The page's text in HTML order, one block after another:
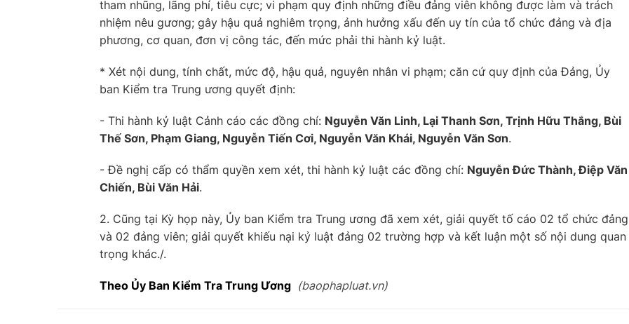
tham nhũng, lãng phí, tiêu cực; vi phạm quy định những điều đảng viên không được làm và trách
nhiệm nêu gương; gây hậu quả nghiêm trọng, ảnh hưởng xấu đến uy tín của tổ chức đảng và địa
phương, cơ quan, đơn vị công tác, đến mức phải thi hành kỷ luật.
* Xét nội dung, tính chất, mức độ, hậu quả, nguyên nhân vi phạm; căn cứ quy định của Đảng, Ủy
ban Kiểm tra Trung ương quyết định:
- Thi hành kỷ luật Cảnh cáo các đồng chí: Nguyễn Văn Linh, Lại Thanh Sơn, Trịnh Hữu Thắng, Bùi
Thế Sơn, Phạm Giang, Nguyễn Tiến Cơi, Nguyễn Văn Khái, Nguyễn Văn Sơn.
- Đề nghị cấp có thẩm quyền xem xét, thi hành kỷ luật các đồng chí: Nguyễn Đức Thành, Điệp Văn
Chiến, Bùi Văn Hải.
2. Cũng tại Kỳ họp này, Ủy ban Kiểm tra Trung ương đã xem xét, giải quyết tố cáo 02 tổ chức đảng
và 02 đảng viên; giải quyết khiếu nại kỷ luật đảng 02 trường hợp và kết luận một số nội dung quan
trọng khác./.
Theo Ủy Ban Kiểm Tra Trung Ương (baophapluat.vn)